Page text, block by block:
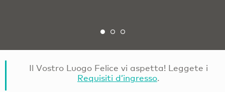
Il Vostro Luogo Felice vi aspetta! Leggete i
Requisiti d’ingresso.